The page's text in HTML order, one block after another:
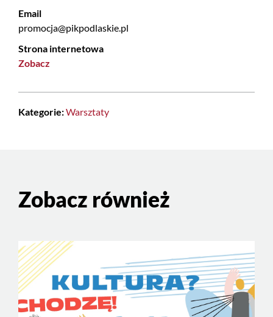
Email
promocja@pikpodlaskie.pl
Strona internetowa
Zobacz
Kategorie:Warsztaty
Zobacz również